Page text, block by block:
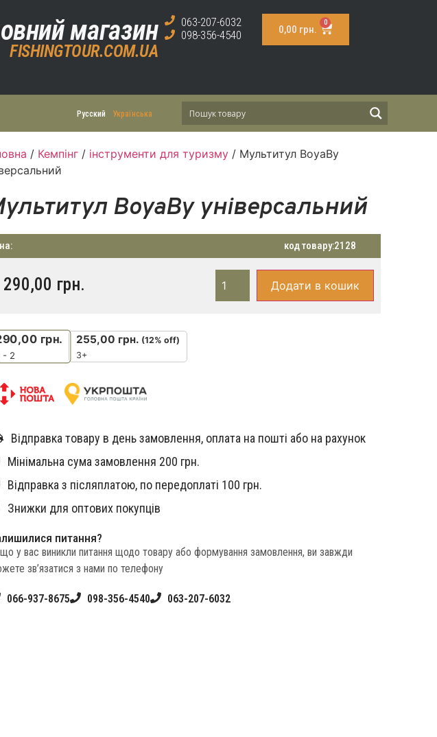
магазин
FISHINGTOUR.COM.UA
063-207-6032
098-356-4540
0,00 грн.
0
Русский Українська
/ Кемпінг / інструменти для туризму / Мультитул BoyaBy
BoyaBy універсальний
код товару:2128
290,00 грн. Додати в кошик
грн.
- 2
255,00 грн. (12% off)
3+
Відправка товару в день замовлення, оплата на пошті або на рахунок
Мінімальна сума замовлення 200 грн.
Відправка з післяплатою, по передоплаті 100 грн.
Знижки для оптових покупців
питання?
у вас виникли питання щодо товару або формування замовлення, ви завжди
зв’язатися з нами по телефону
066-937-8675 098-356-4540 063-207-6032